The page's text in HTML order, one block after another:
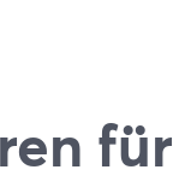
für